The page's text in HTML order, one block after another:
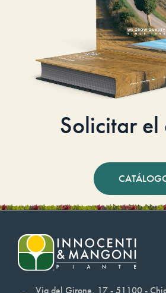
Solicitar
Via del Girone, 17 - 51100 -